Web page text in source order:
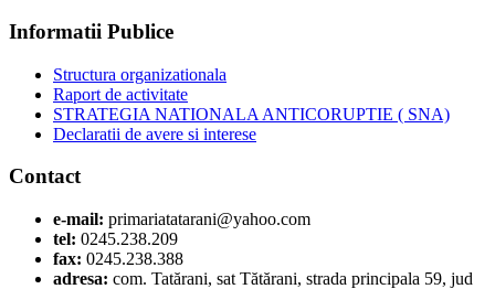
Informatii Publice
Structura organizationala
Raport de activitate
STRATEGIA NATIONALA ANTICORUPTIE ( SNA)
Declaratii de avere si interese
Contact
e-mail: primariatatarani@yahoo.com
tel: 0245.238.209
fax: 0245.238.388
adresa: com. Tatărani, sat Tătărani, strada principala 59, jud